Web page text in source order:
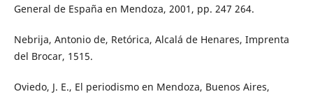
General de España en Mendoza, 2001, pp. 247 264.
Nebrija, Antonio de, Retórica, Alcalá de Henares, Imprenta
del Brocar, 1515.
Oviedo, J. E., El periodismo en Mendoza, Buenos Aires,